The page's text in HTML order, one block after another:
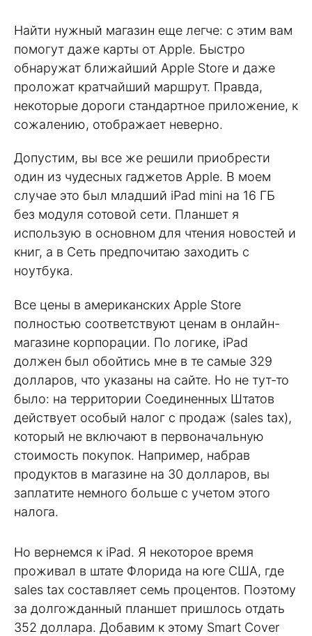
Найти нужный магазин еще легче: с этим вам
помогут даже карты от Apple. Быстро
обнаружат ближайший Apple Store и даже
проложат кратчайший маршрут. Правда,
некоторые дороги стандартное приложение, к
сожалению, отображает неверно.
Допустим, вы все же решили приобрести
один из чудесных гаджетов Apple. В моем
случае это был младший iPad mini на 16 ГБ
без модуля сотовой сети. Планшет я
использую в основном для чтения новостей и
книг, а в Сеть предпочитаю заходить с
ноутбука.
Все цены в американских Apple Store
полностью соответствуют ценам в онлайн-
магазине корпорации. По логике, iPad
должен был обойтись мне в те самые 329
долларов, что указаны на сайте. Но не тут-то
было: на территории Соединенных Штатов
действует особый налог с продаж (sales tax),
который не включают в первоначальную
стоимость покупок. Например, набрав
продуктов в магазине на 30 долларов, вы
заплатите немного больше с учетом этого
налога.
Но вернемся к iPad. Я некоторое время
проживал в штате Флорида на юге США, где
sales tax составляет семь процентов. Поэтому
за долгожданный планшет пришлось отдать
352 доллара. Добавим к этому Smart Cover